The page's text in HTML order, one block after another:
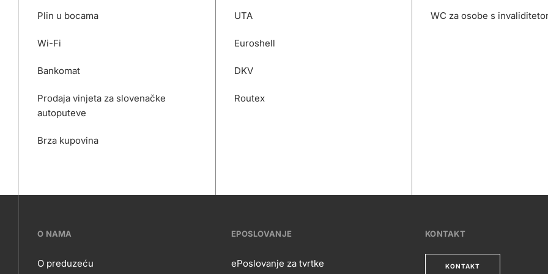
Plin u bocama
Wi-Fi
Bankomat
Prodaja vinjeta za slovenačke
autoputeve
Brza kupovina
UTA
Euroshell
DKV
Routex
WC za osobe s
???
petrol-
O NAMA
O preduzeću
EPOSLOVANJE
ePoslovanje za tvrtke
KONTAKT
KONTAKT